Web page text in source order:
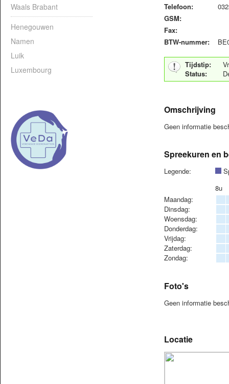
Waals Brabant
Henegouwen
Namen
Luik
Luxembourg
Telefoon:
GSM:
Fax:
BTW-nummer:
Tijdstip:
Status:
Omschrijving
Geen informatie
Spreekuren en
Legende:
8u
Maandag:
Dinsdag:
Woensdag:
Donderdag:
Vrijdag:
Zaterdag:
Zondag:
Foto's
Geen informatie
Locatie